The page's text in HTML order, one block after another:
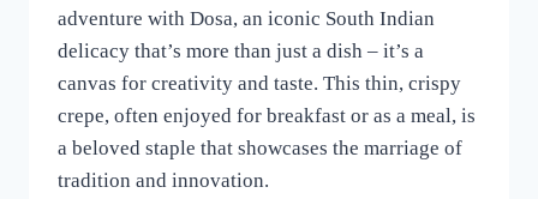
adventure with Dosa, an iconic South Indian
delicacy that’s more than just a dish – it’s a
canvas for creativity and taste. This thin, crispy
crepe, often enjoyed for breakfast or as a meal, is
a beloved staple that showcases the marriage of
tradition and innovation.